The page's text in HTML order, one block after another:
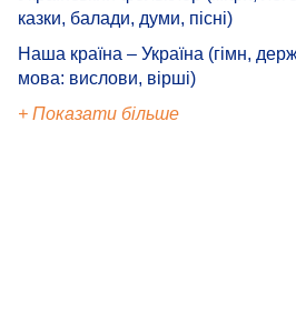
казки, балади, думи, пісні)
Наша країна – Україна (гімн,
мова: вислови, вірші)
+ Показати більше